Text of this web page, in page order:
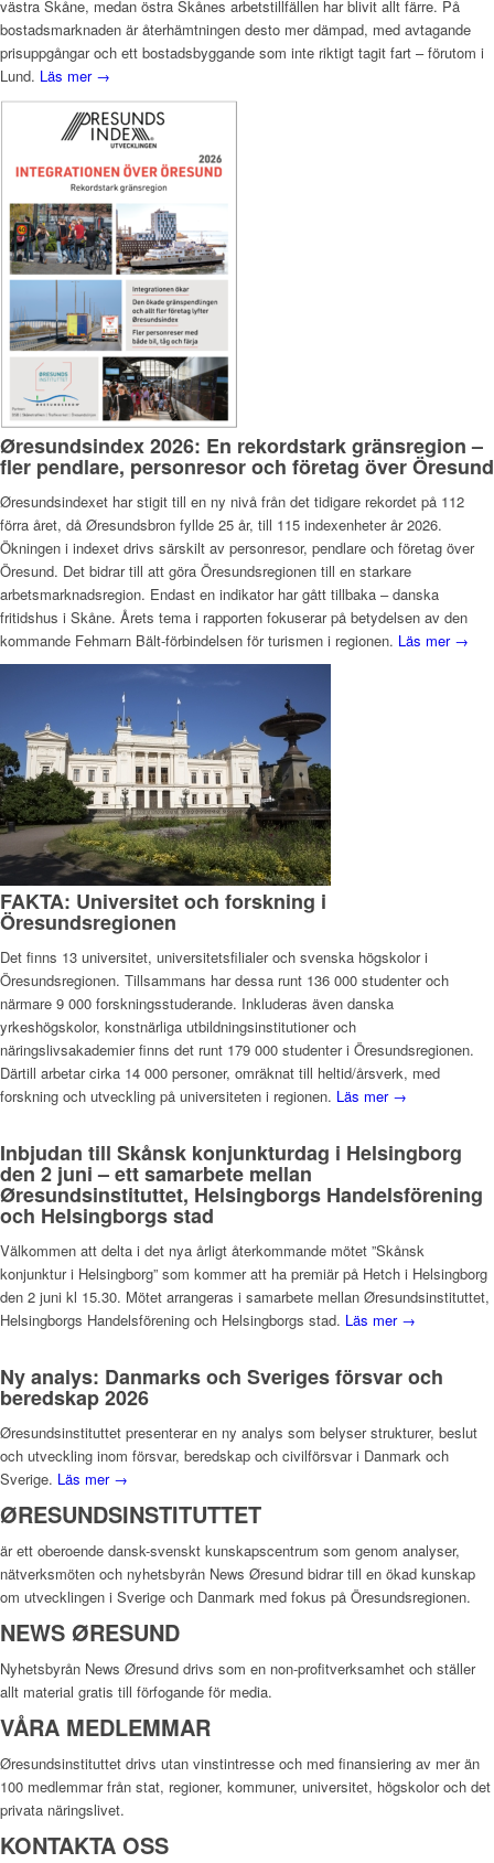
västra Skåne, medan östra Skånes arbetstillfällen har blivit allt färre. På
bostadsmarknaden är återhämtningen desto mer dämpad, med avtagande
prisuppgångar och ett bostadsbyggande som inte riktigt tagit fart – förutom i
Lund. Läs mer →
Øresundsindex 2026: En rekordstark gränsregion –
fler pendlare, personresor och företag över Öresund
Øresundsindexet har stigit till en ny nivå från det tidigare rekordet på 112
förra året, då Øresundsbron fyllde 25 år, till 115 indexenheter år 2026.
Ökningen i indexet drivs särskilt av personresor, pendlare och företag över
Öresund. Det bidrar till att göra Öresundsregionen till en starkare
arbetsmarknadsregion. Endast en indikator har gått tillbaka – danska
fritidshus i Skåne. Årets tema i rapporten fokuserar på betydelsen av den
kommande Fehmarn Bält-förbindelsen för turismen i regionen. Läs mer →
FAKTA: Universitet och forskning i
Öresundsregionen
Det finns 13 universitet, universitetsfilialer och svenska högskolor i
Öresundsregionen. Tillsammans har dessa runt 136 000 studenter och
närmare 9 000 forskningsstuderande. Inkluderas även danska
yrkeshögskolor, konstnärliga utbildningsinstitutioner och
näringslivsakademier finns det runt 179 000 studenter i Öresundsregionen.
Därtill arbetar cirka 14 000 personer, omräknat till heltid/årsverk, med
forskning och utveckling på universiteten i regionen. Läs mer →
Inbjudan till Skånsk konjunkturdag i Helsingborg
den 2 juni – ett samarbete mellan
Øresundsinstituttet, Helsingborgs Handelsförening
och Helsingborgs stad
Välkommen att delta i det nya årligt återkommande mötet ”Skånsk
konjunktur i Helsingborg” som kommer att ha premiär på Hetch i Helsingborg
den 2 juni kl 15.30. Mötet arrangeras i samarbete mellan Øresundsinstituttet,
Helsingborgs Handelsförening och Helsingborgs stad. Läs mer →
Ny analys: Danmarks och Sveriges försvar och
beredskap 2026
Øresundsinstituttet presenterar en ny analys som belyser strukturer, beslut
och utveckling inom försvar, beredskap och civilförsvar i Danmark och
Sverige. Läs mer →
ØRESUNDSINSTITUTTET
är ett oberoende dansk-svenskt kunskapscentrum som genom analyser,
nätverksmöten och nyhetsbyrån News Øresund bidrar till en ökad kunskap
om utvecklingen i Sverige och Danmark med fokus på Öresundsregionen.
NEWS ØRESUND
Nyhetsbyrån News Øresund drivs som en non-profitverksamhet och ställer
allt material gratis till förfogande för media.
VÅRA MEDLEMMAR
Øresundsinstituttet drivs utan vinst­intresse och med finansiering av mer än
100 medlemmar från stat, regioner, kommuner, universitet, högskolor och det
privata näringslivet.
KONTAKTA OSS